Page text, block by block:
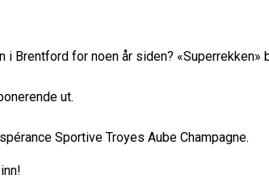
Brentford for noen år siden? «Superrekken»
ut.
Sportive Troyes Aube Champagne.